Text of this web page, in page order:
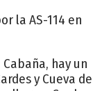
la AS-114 en
hay un
y Cueva de